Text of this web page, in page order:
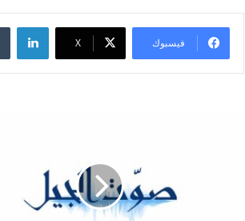
فيسبوك X